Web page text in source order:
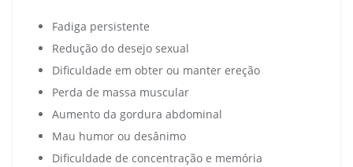
Fadiga persistente
Redução do desejo sexual
Dificuldade em obter ou manter ereção
Perda de massa muscular
Aumento da gordura abdominal
Mau humor ou desânimo
Dificuldade de concentração e memória